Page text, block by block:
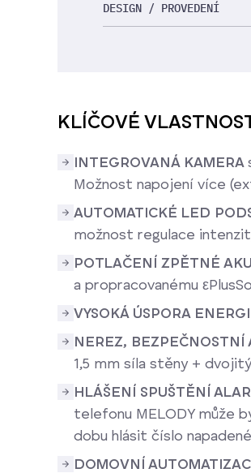
DESIGN / PROVEDENÍ
KLÍČOVÉ
INTEGROVANÁ KAMERA
Možnost napojení více
AUTOMATICKÉ LED
možnost regulace
POTLAČENÍ ZPĚTNÉ
a propracovanému
VYSOKÁ ÚSPORA
NEREZ,
1,5 mm síla stěny +
HLÁŠENÍ SPUŠTĚNÍ
telefonu MELODY může
dobu hlásit číslo
DOMOVNÍ